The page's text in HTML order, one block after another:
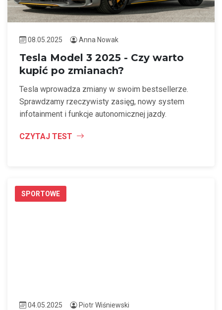
08.05.2025 Anna Nowak
Tesla Model 3 2025 - Czy warto
kupić po zmianach?
Tesla wprowadza zmiany w swoim bestsellerze.
Sprawdzamy rzeczywisty zasięg, nowy system
infotainment i funkcje autonomicznej jazdy.
CZYTAJ TEST
SPORTOWE
04.05.2025 Piotr Wiśniewski